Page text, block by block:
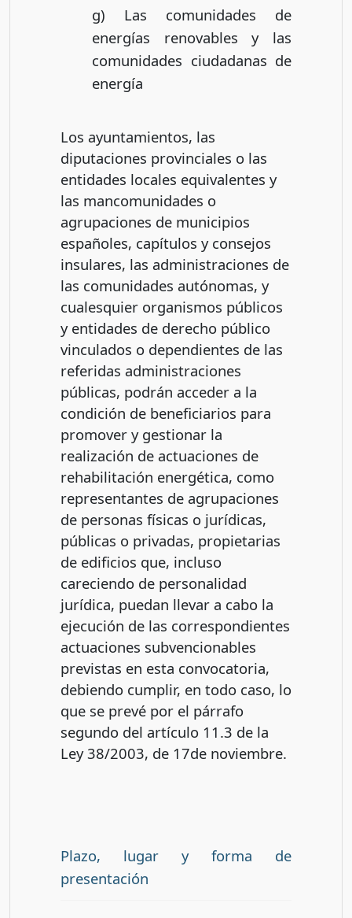
g) Las comunidades de
energías renovables y las
comunidades ciudadanas de
energía
Los ayuntamientos, las
diputaciones provinciales o las
entidades locales equivalentes y
las mancomunidades o
agrupaciones de municipios
españoles, capítulos y consejos
insulares, las administraciones de
las comunidades autónomas, y
cualesquier organismos públicos
y entidades de derecho público
vinculados o dependientes de las
referidas administraciones
públicas, podrán acceder a la
condición de beneficiarios para
promover y gestionar la
realización de actuaciones de
rehabilitación energética, como
representantes de agrupaciones
de personas físicas o jurídicas,
públicas o privadas, propietarias
de edificios que, incluso
careciendo de personalidad
jurídica, puedan llevar a cabo la
ejecución de las correspondientes
actuaciones subvencionables
previstas en esta convocatoria,
debiendo cumplir, en todo caso, lo
que se prevé por el párrafo
segundo del artículo 11.3 de la
Ley 38/2003, de 17de noviembre.
Plazo, lugar y forma de
presentación